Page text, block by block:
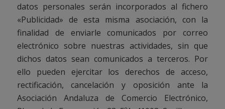
datos personales serán incorporados al fichero
«Publicidad» de esta misma asociación, con la
finalidad de enviarle comunicados por correo
electrónico sobre nuestras actividades, sin que
dichos datos sean comunicados a terceros. Por
ello pueden ejercitar los derechos de acceso,
rectificación, cancelación y oposición ante la
Asociación Andaluza de Comercio Electrónico,